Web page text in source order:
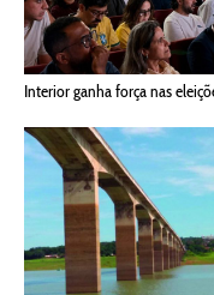
Interior ganha força nas